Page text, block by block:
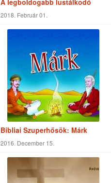
A bibliai bíbor
2017. Február 09.
Keresés a cikkekben